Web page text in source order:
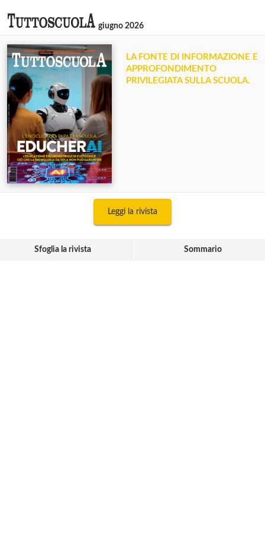
giugno 2026
LA FONTE DI INFORMAZIONE E
APPROFONDIMENTO
PRIVILEGIATA SULLA SCUOLA.
Leggi la rivista
Sfoglia la rivista Sommario